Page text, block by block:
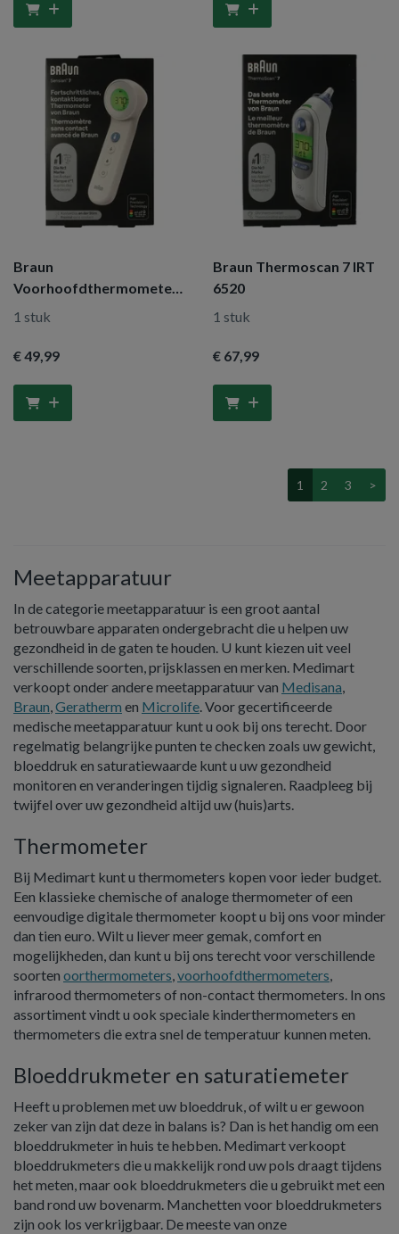
Braun
Voorhoofdthermometer
BNT 400WE
1 stuk
€ 49,99
Braun Thermoscan 7 IRT
6520
1 stuk
€ 67,99
1 2 3 >
Meetapparatuur
In de categorie meetapparatuur is een groot aantal
betrouwbare apparaten ondergebracht die u helpen uw
gezondheid in de gaten te houden. U kunt kiezen uit veel
verschillende soorten, prijsklassen en merken. Medimart
verkoopt onder andere meetapparatuur van Medisana,
Braun,Geratherm en Microlife. Voor gecertificeerde
medische meetapparatuur kunt u ook bij ons terecht. Door
regelmatig belangrijke punten te checken zoals uw gewicht,
bloeddruk en saturatiewaarde kunt u uw gezondheid
monitoren en veranderingen tijdig signaleren. Raadpleeg bij
twijfel over uw gezondheid altijd uw (huis)arts.
Thermometer
Bij Medimart kunt u thermometers kopen voor ieder budget.
Een klassieke chemische of analoge thermometer of een
eenvoudige digitale thermometer koopt u bij ons voor minder
dan tien euro. Wilt u liever meer gemak, comfort en
mogelijkheden, dan kunt u bij ons terecht voor verschillende
soorten oorthermometers,voorhoofdthermometers,
infrarood thermometers of non-contact thermometers. In ons
assortiment vindt u ook speciale kinderthermometers en
thermometers die extra snel de temperatuur kunnen meten.
Bloeddrukmeter en saturatiemeter
Heeft u problemen met uw bloeddruk, of wilt u er gewoon
zeker van zijn dat deze in balans is? Dan is het handig om een
bloeddrukmeter in huis te hebben. Medimart verkoopt
bloeddrukmeters die u makkelijk rond uw pols draagt tijdens
het meten, maar ook bloeddrukmeters die u gebruikt met een
band rond uw bovenarm. Manchetten voor bloeddrukmeters
zijn ook los verkrijgbaar. De meeste van onze